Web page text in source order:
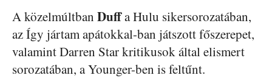
A közelmúltban Duffa Hulu sikersorozatában,
az Így jártam apátokkal-ban játszott főszerepet,
valamint Darren Star kritikusok által elismert
sorozatában, a Younger-ben is feltűnt.